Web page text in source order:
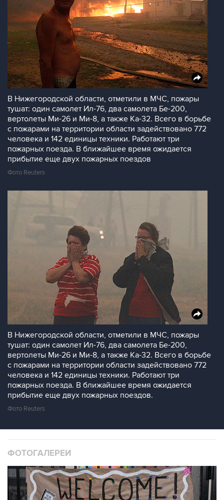
В Нижегородской области, отметили в МЧС, пожары
тушат: один самолет Ил-76, два самолета Бе-200,
вертолеты Ми-26 и Ми-8, а также Ка-32. Всего в борьбе
с пожарами на территории области задействовано 772
человека и 142 единицы техники. Работают три
пожарных поезда. В ближайшее время ожидается
прибытие еще двух пожарных поездов
Фото Reuters
В Нижегородской области, отметили в МЧС, пожары
тушат: один самолет Ил-76, два самолета Бе-200,
вертолеты Ми-26 и Ми-8, а также Ка-32. Всего в борьбе
с пожарами на территории области задействовано 772
человека и 142 единицы техники. Работают три
пожарных поезда. В ближайшее время ожидается
прибытие еще двух пожарных поездов.
Фото Reuters
ФОТОГАЛЕРЕИ